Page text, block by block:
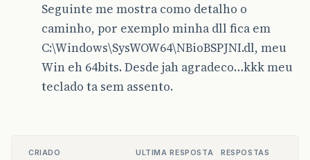
Seguinte me mostra como detalho o
caminho, por exemplo minha dll fica em
C:\Windows\SysWOW64\NBioBSPJNI.dl, meu
Win eh 64bits. Desde jah agradeco…kkk meu
teclado ta sem assento.
CRIADO ULTIMA RESPOSTA RESPOSTAS